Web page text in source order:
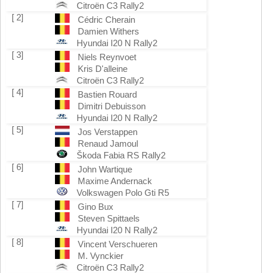
Citroën C3 Rally2
[ 2]
Cédric Cherain
Damien Withers
Hyundai I20 N Rally2
[ 3]
Niels Reynvoet
Kris D'alleine
Citroën C3 Rally2
[ 4]
Bastien Rouard
Dimitri Debuisson
Hyundai I20 N Rally2
[ 5]
Jos Verstappen
Renaud Jamoul
Škoda Fabia RS Rally2
[ 6]
John Wartique
Maxime Andernack
Volkswagen Polo Gti R5
[ 7]
Gino Bux
Steven Spittaels
Hyundai I20 N Rally2
[ 8]
Vincent Verschueren
M. Vynckier
Citroën C3 Rally2